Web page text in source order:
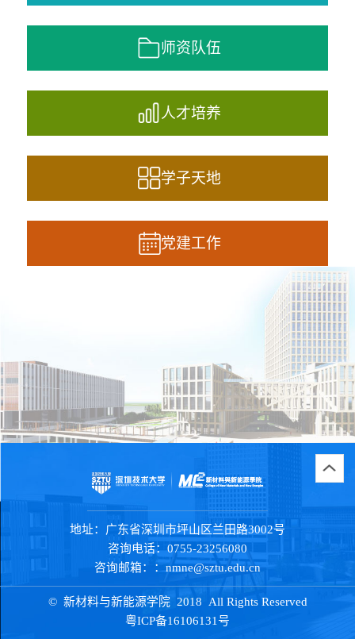
师资队伍
人才培养
学子天地
党建工作
地址： 广东省深圳市坪山区兰田路3002号
咨询电话： 0755-23256080
咨询邮箱：： nmne@sztu.edu.cn
© 新材料与新能源学院 2018 All Rights Reserved
粤ICP备16106131号